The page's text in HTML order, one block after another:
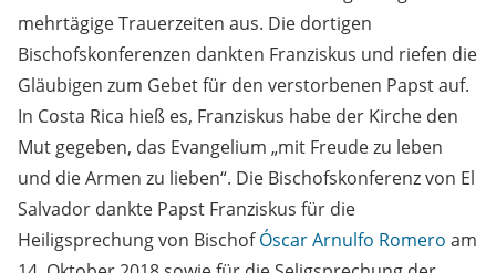
mehrtägige Trauerzeiten aus. Die dortigen
Bischofskonferenzen dankten Franziskus und riefen die
Gläubigen zum Gebet für den verstorbenen Papst auf.
In Costa Rica hieß es, Franziskus habe der Kirche den
Mut gegeben, das Evangelium „mit Freude zu leben
und die Armen zu lieben“. Die Bischofskonferenz von El
Salvador dankte Papst Franziskus für die
Heiligsprechung von BischofÓscar Arnulfo Romero am